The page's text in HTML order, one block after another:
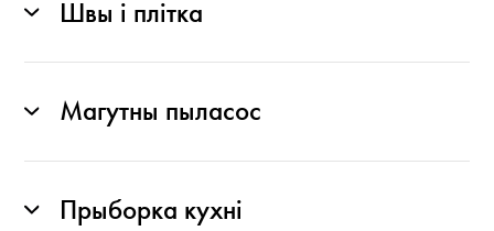
Швы і плітка
Магутны пыласос
Прыборка кухні